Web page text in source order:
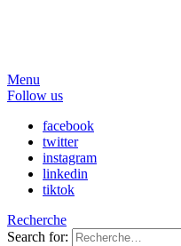
Menu
Follow us
facebook
twitter
instagram
linkedin
tiktok
Recherche
Search for: